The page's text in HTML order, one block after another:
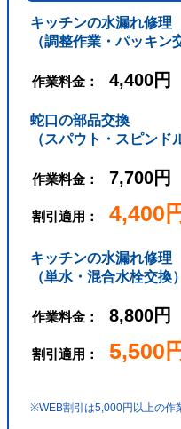
キッチンの水漏れ修理
（調整作業・パッキン
作業料金： 4,400円
蛇口の部品交換
（スパウト・スピンド
作業料金： 7,700円
割引適用： 4,400
キッチンの水漏れ修理
（単水・混合水栓交換）
作業料金： 8,800円
割引適用： 5,500
※WEB割引は5,000円以上の作